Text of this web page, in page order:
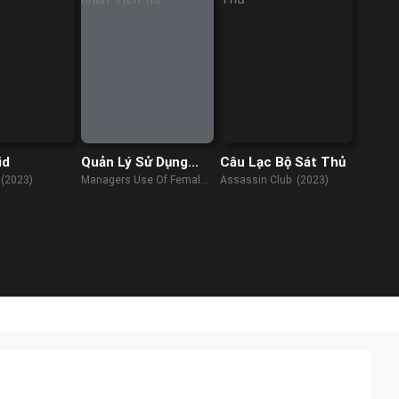
Quản Lý Sử Dụng
Nhân Viên Nữ
Managers Use Of Female
Câu Lạc Bộ Sát Thủ
Assassin Club (2023)